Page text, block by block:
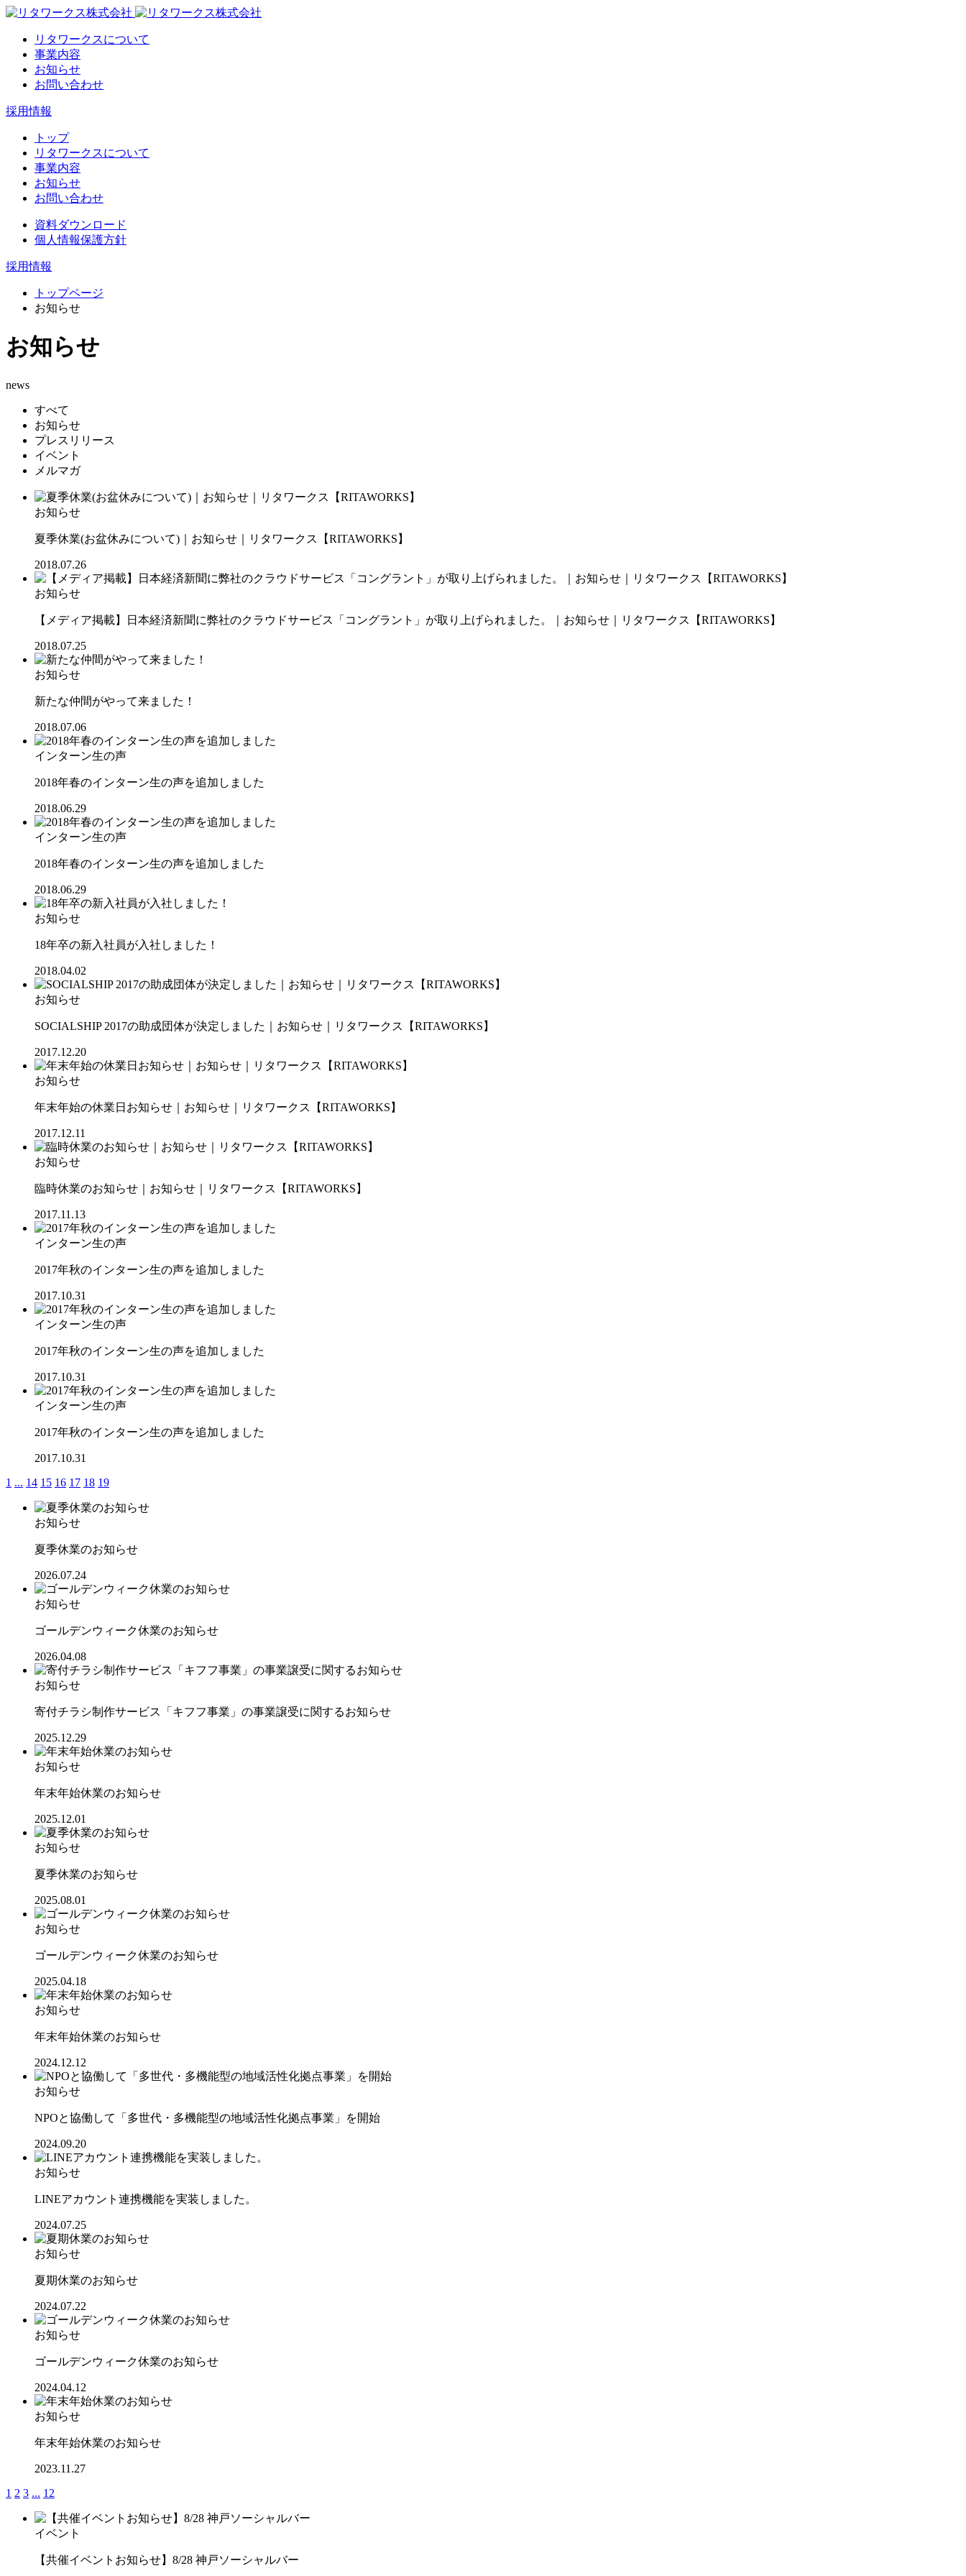
リタワークスについて
事業内容
お知らせ
お問い合わせ
採用情報
トップ
リタワークスについて
事業内容
お知らせ
お問い合わせ
資料ダウンロード
個人情報保護方針
採用情報
トップページ
お知らせ
お知らせ
news
すべて
お知らせ
プレスリリース
イベント
メルマガ
お知らせ
夏季休業(お盆休みについて)｜お知らせ｜リタワークス【RITAWORKS】
2018.07.26
お知らせ
【メディア掲載】日本経済新聞に弊社のクラウドサービス「コングラント」が取り上げられました。｜お知らせ｜リタワークス【RITAWORKS】
2018.07.25
お知らせ
新たな仲間がやって来ました！
2018.07.06
インターン生の声
2018年春のインターン生の声を追加しました
2018.06.29
インターン生の声
2018年春のインターン生の声を追加しました
2018.06.29
お知らせ
18年卒の新入社員が入社しました！
2018.04.02
お知らせ
SOCIALSHIP 2017の助成団体が決定しました｜お知らせ｜リタワークス【RITAWORKS】
2017.12.20
お知らせ
年末年始の休業日お知らせ｜お知らせ｜リタワークス【RITAWORKS】
2017.12.11
お知らせ
臨時休業のお知らせ｜お知らせ｜リタワークス【RITAWORKS】
2017.11.13
インターン生の声
2017年秋のインターン生の声を追加しました
2017.10.31
インターン生の声
2017年秋のインターン生の声を追加しました
2017.10.31
インターン生の声
2017年秋のインターン生の声を追加しました
2017.10.31
1 ... 14 15 16 17 18 19
お知らせ
夏季休業のお知らせ
2026.07.24
お知らせ
ゴールデンウィーク休業のお知らせ
2026.04.08
お知らせ
寄付チラシ制作サービス「キフフ事業」の事業譲受に関するお知らせ
2025.12.29
お知らせ
年末年始休業のお知らせ
2025.12.01
お知らせ
夏季休業のお知らせ
2025.08.01
お知らせ
ゴールデンウィーク休業のお知らせ
2025.04.18
お知らせ
年末年始休業のお知らせ
2024.12.12
お知らせ
NPOと協働して「多世代・多機能型の地域活性化拠点事業」を開始
2024.09.20
お知らせ
LINEアカウント連携機能を実装しました。
2024.07.25
お知らせ
夏期休業のお知らせ
2024.07.22
お知らせ
ゴールデンウィーク休業のお知らせ
2024.04.12
お知らせ
年末年始休業のお知らせ
2023.11.27
1 2 3 ... 12
イベント
【共催イベントお知らせ】8/28 神戸ソーシャルバー